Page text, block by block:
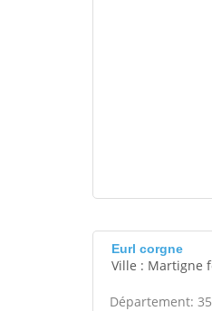
Eurl corgne
Ville : Martigne
Département: 35